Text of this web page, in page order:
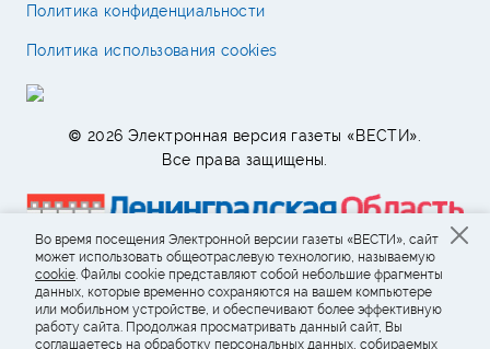
Политика конфиденциальности
Политика использования cookies
© 2026 Электронная версия газеты «ВЕСТИ».
Все права защищены.
Во время посещения Электронной версии газеты «ВЕСТИ», сайт
может использовать общеотраслевую технологию, называемую
cookie. Файлы cookie представляют собой небольшие фрагменты
данных, которые временно сохраняются на вашем компьютере
или мобильном устройстве, и обеспечивают более эффективную
работу сайта. Продолжая просматривать данный сайт, Вы
соглашаетесь на обработку персональных данных, собираемых